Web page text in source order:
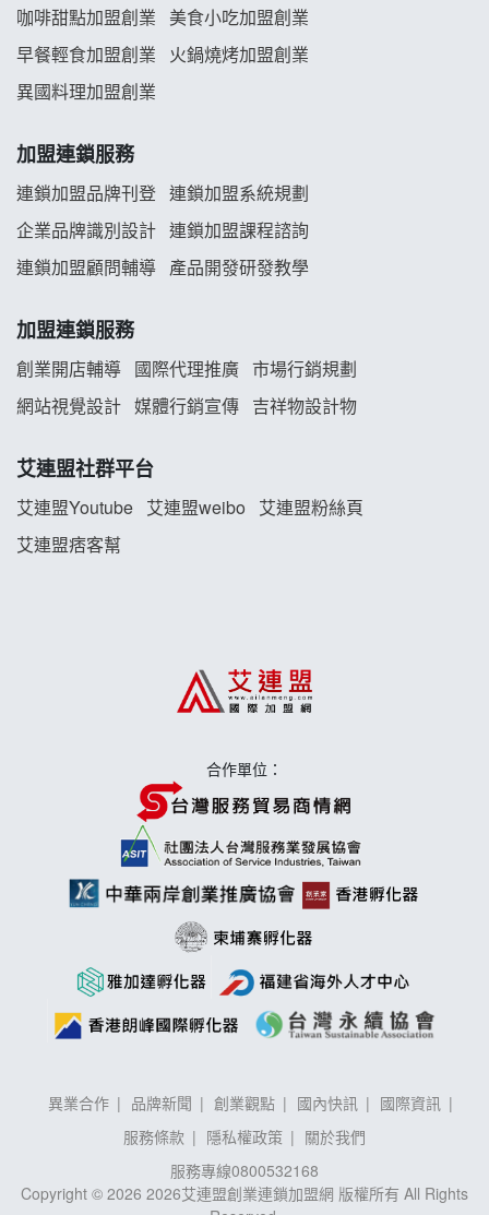
韓金量加盟說明會
義氣豐發雞加盟說明會
白鬍泡泡 BOHO POPO加盟說明會
雞咕雞咕加盟說明會
珍好味臭臭鍋加盟說明會
藍象廷泰式火鍋加盟說明會
日十。早午食加盟說明會
上宇林加盟說明會
莫尼早餐Morni加盟說明會
咖啡甜點加盟創業
美食小吃加盟創業
早餐輕食加盟創業
火鍋燒烤加盟創業
異國料理加盟創業
加盟連鎖服務
連鎖加盟品牌刊登 連鎖加盟系統規劃
企業品牌識別設計 連鎖加盟課程諮詢
連鎖加盟顧問輔導 產品開發研發教學
加盟連鎖服務
創業開店輔導 國際代理推廣 市場行銷規劃
網站視覺設計 媒體行銷宣傳 吉祥物設計物
艾連盟社群平台
艾連盟Youtube 艾連盟weibo
艾連盟粉絲頁
艾連盟痞客幫
合作單位：
異業合作 品牌新聞 創業觀點 國內快訊
國際資訊
服務條款
隱私權政策
關於我們
服務專線0800532168
Copyright © 2026 2026艾連盟創業連鎖加盟網 版權所有 All Rights